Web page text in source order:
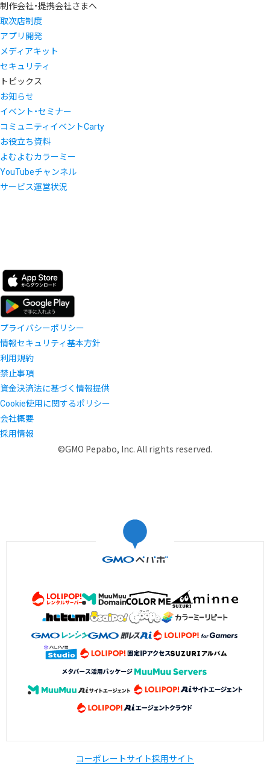
制作会社・提携会社さまへ
取次店制度
アプリ開発
メディアキット
セキュリティ
トピックス
お知らせ
イベント・セミナー
コミュニティイベントCarty
お役立ち資料
よむよむカラーミー
YouTubeチャンネル
サービス運営状況
プライバシーポリシー
情報セキュリティ基本方針
利用規約
禁止事項
資金決済法に基づく情報提供
Cookie使用に関するポリシー
会社概要
採用情報
©GMO Pepabo, Inc. All rights reserved.
コーポレートサイト採用サイト